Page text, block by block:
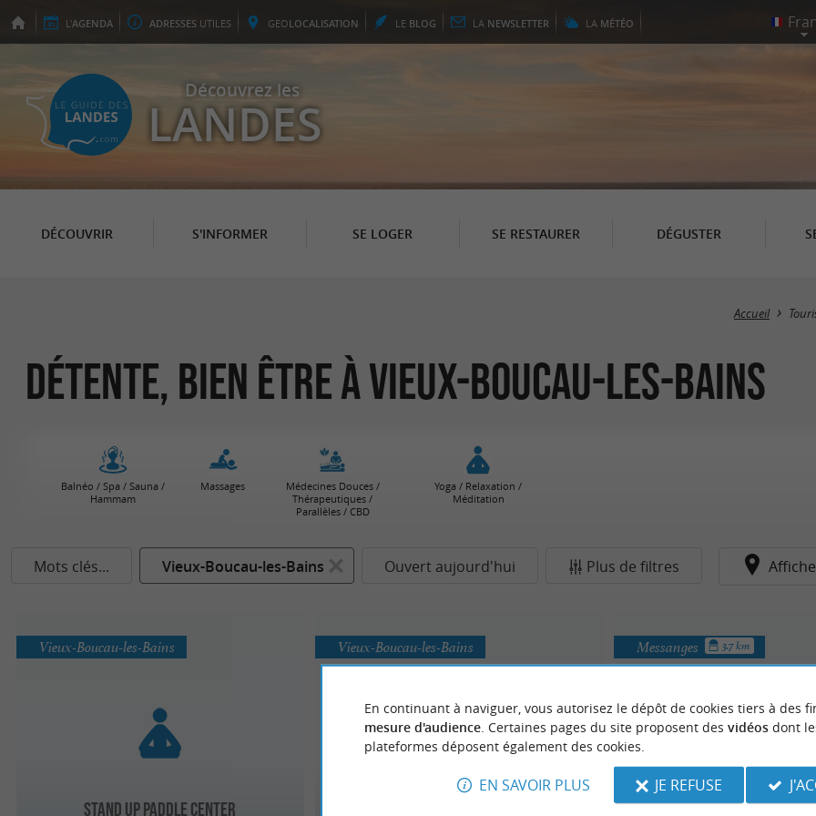
L'AGENDA ADRESSES UTILES GEOLOCALISATION LE BLOG LA NEWSLETTER LA MÉTÉO
Découvrez les
LANDES
DÉCOUVRIR S'INFORMER SE LOGER SE RESTAURER DÉGUSTER
Accueil
Détente, Bien Être à Vieux-Boucau-les-Bains
Balnéo / Spa / Sauna /
Hammam
Massages
Médecines Douces /
Thérapeutiques /
Parallèles / CBD
Yoga / Relaxation /
Méditation
Mots clés... Vieux-Boucau-les-Bains Ouvert aujourd'hui Plus de filtres
Stand Up Paddle Center
Vieux-Boucau-les-Bains
Belhara Berde
Vieux-Boucau-les-Bains
Obaïa
Messanges 3.7 km
En continuant à naviguer, vous autorisez le dépôt de cookies tiers à des
mesure d'audience. Certaines pages du site proposent des vidéosdont
plateformes déposent également des cookies.
EN SAVOIR PLUS JE REFUSE